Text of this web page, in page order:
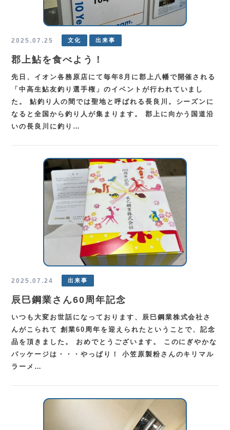
2025.07.25 文化 出来事
郡上鮎を食べよう！
先日、イオン各務原店にて毎年8月に郡上八幡で開催される
「中高生鮎友釣り選手権」のイベントが行われていまし
た。 鮎釣り人の間では聖地と呼ばれる長良川。シーズンに
なると全国から釣り人が集まります。 郡上に向かう国道沿
いの長良川に釣り…
2025.07.24 出来事
辰巳鋼業さん60周年記念
いつも大変お世話になっております、辰巳鋼業株式会社さ
んがこられて 創業60周年を迎えられたということで、記念
品を頂きました。 おめでとうございます。 このにぎやかな
パッケージは・・・やっぱり！ 小笠原製粉さんのキリマル
ラーメ…